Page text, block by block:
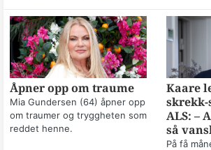
Åpner opp om traume
Mia Gundersen (64) åpner opp
om traumer og tryggheten som
reddet henne.
Kaare
skrekk-
ALS: –
så
På få